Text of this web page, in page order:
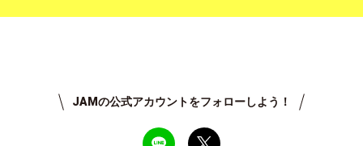
JAMの公式アカウントをフォローしよう！